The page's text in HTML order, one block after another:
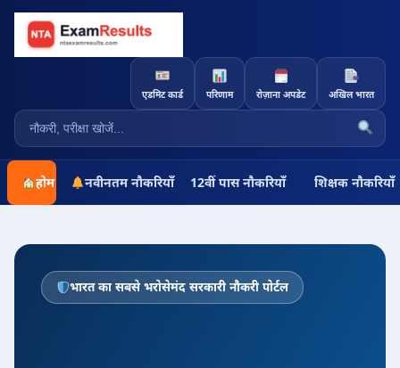
एडमिट कार्ड परिणाम रोज़ाना अपडेट अखिल भारत
होम नवीनतम नौकरियाँ 12वीं पास नौकरियाँ शिक्षक नौकरियाँ
भारत का सबसे भरोसेमंद सरकारी नौकरी पोर्टल